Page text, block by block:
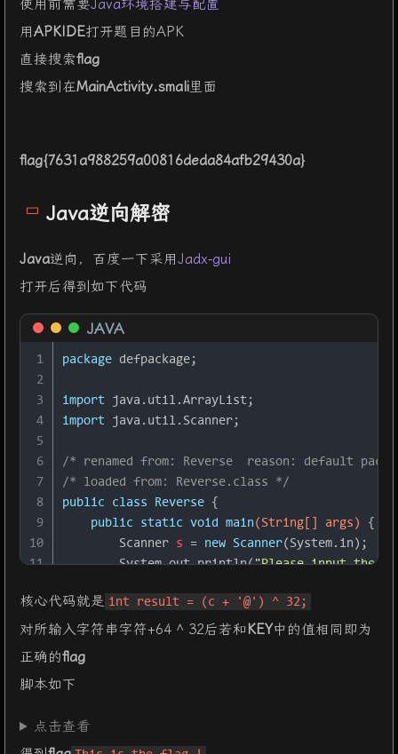
用APKIDE打开题目的APK
直接搜索flag
搜索到在MainActivity.smali里面
flag{7631a988259a00816deda84afb29430a}
Java逆向解密
Java逆向，百度一下采用Jadx-gui
打开后得到如下代码
JAVA
1
2
3
4
5
6
7
8
9
10
11
13
14
16
17
19
20
package defpackage;
import java.util.ArrayList;
import java.util.Scanner;
/* renamed from: Reverse  reason: default
/* loaded from: Reverse.class */
public
class Reverse {
public
static void main (String[] args)
{
Scanner s = new Scanner(System.in);
        System.out.println(
"Please input the
        System.out.println(
"Your input is ："
        System.out.println(str);
        Encrypt(stringArr);
    }
        ArrayList<Integer> Resultlist =
核心代码就是 int result = (c + '@') ^ 32;
对所输入字符串字符+64 ^ 32后若和KEY中的值相同即为
正确的flag
脚本如下
点击查看